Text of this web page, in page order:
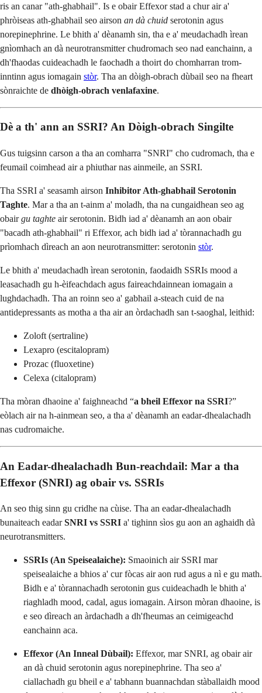
ris an canar "ath-ghabhail". Is e obair Effexor stad a chur air a'
phròiseas ath-ghabhail seo airson an dà chuid serotonin agus
norepinephrine. Le bhith a' dèanamh sin, tha e a' meudachadh ìrean
gnìomhach an dà neurotransmitter chudromach seo nad eanchainn, a
dh'fhaodas cuideachadh le faochadh a thoirt do chomharran trom-
inntinn agus iomagain stòr. Tha an dòigh-obrach dùbail seo na fheart
sònraichte de dhòigh-obrach venlafaxine.
Dè a th' ann an SSRI? An Dòigh-obrach Singilte
Gus tuigsinn carson a tha an comharra "SNRI" cho cudromach, tha e
feumail coimhead air a phiuthar nas ainmeile, an SSRI.
Tha SSRI a' seasamh airson Inhibitor Ath-ghabhail Serotonin
Taghte. Mar a tha an t-ainm a' moladh, tha na cungaidhean seo ag
obairgu taghte air serotonin. Bidh iad a' dèanamh an aon obair
"bacadh ath-ghabhail" ri Effexor, ach bidh iad a' tòrannachadh gu
prìomhach dìreach an aon neurotransmitter: serotonin stòr.
Le bhith a' meudachadh ìrean serotonin, faodaidh SSRIs mood a
leasachadh gu h-èifeachdach agus faireachdainnean iomagain a
lughdachadh. Tha an roinn seo a' gabhail a-steach cuid de na
antidepressants as motha a tha air an òrdachadh san t-saoghal, leithid:
Zoloft (sertraline)
Lexapro (escitalopram)
Prozac (fluoxetine)
Celexa (citalopram)
Tha mòran dhaoine a' faighneachd “a bheil Effexor na SSRI?”
eòlach air na h-ainmean seo, a tha a' dèanamh an eadar-dhealachadh
nas cudromaiche.
An Eadar-dhealachadh Bun-reachdail: Mar a tha
Effexor (SNRI) ag obair vs. SSRIs
An seo thig sinn gu cridhe na cùise. Tha an eadar-dhealachadh
bunaiteach eadarSNRI vs SSRI a' tighinn sìos gu aon an aghaidh dà
neurotransmitters.
SSRIs (An Speisealaiche): Smaoinich air SSRI mar
speisealaiche a bhios a' cur fòcas air aon rud agus a nì e gu math.
Bidh e a' tòrannachadh serotonin gus cuideachadh le bhith a'
riaghladh mood, cadal, agus iomagain. Airson mòran dhaoine, is
e seo dìreach an àrdachadh a dh'fheumas an ceimigeachd
eanchainn aca.
Effexor (An Inneal Dùbail): Effexor, mar SNRI, ag obair air
an dà chuid serotonin agus norepinephrine. Tha seo a'
ciallachadh gu bheil e a' tabhann buannachdan stàballaidh mood